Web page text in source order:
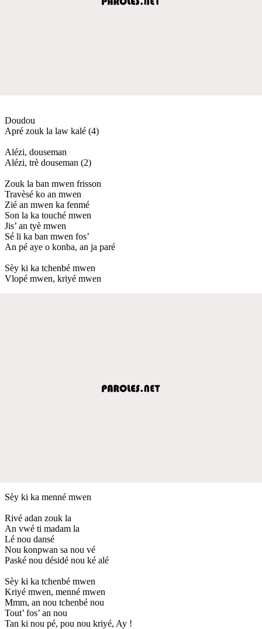
Doudou
Apré zouk la law kalé (4)
Alézi, douseman
Alézi, trè douseman (2)
Zouk la ban mwen frisson
Travèsé ko an mwen
Zié an mwen ka fenmé
Son la ka touché mwen
Jis’ an tyè mwen
Sé li ka ban mwen fos’
An pé aye o konba, an ja paré
Sèy ki ka tchenbé mwen
Vlopé mwen, kriyé mwen
Sèy ki ka menné mwen
Rivé adan zouk la
An vwé ti madam la
Lé nou dansé
Nou konpwan sa nou vé
Paské nou désidé nou ké alé
Sèy ki ka tchenbé mwen
Kriyé mwen, menné mwen
Mmm, an nou tchenbé nou
Tout’ fos’ an nou
Tan ki nou pé, pou nou kriyé, Ay !